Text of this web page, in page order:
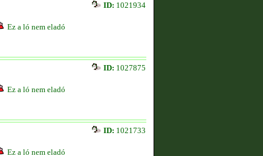
ID: 1021934
Ez a ló nem eladó
ID: 1027875
Ez a ló nem eladó
ID: 1021733
Ez a ló nem eladó